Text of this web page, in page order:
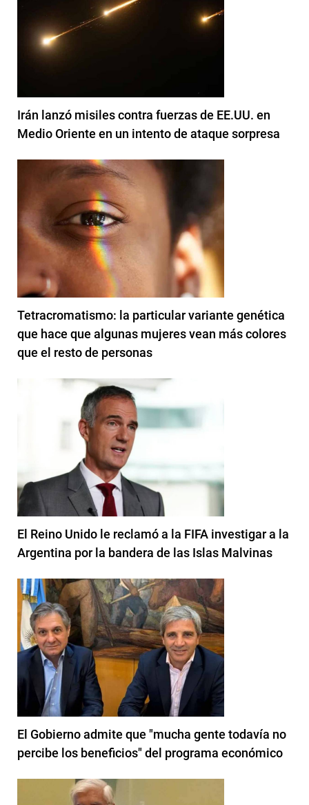
Irán lanzó misiles contra fuerzas de EE.UU. en
Medio Oriente en un intento de ataque sorpresa
Tetracromatismo: la particular variante genética
que hace que algunas mujeres vean más colores
que el resto de personas
El Reino Unido le reclamó a la FIFA investigar a la
Argentina por la bandera de las Islas Malvinas
El Gobierno admite que "mucha gente todavía no
percibe los beneficios" del programa económico